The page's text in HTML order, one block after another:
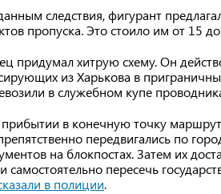
следствия, фигурант
пропуска. Это стоило им от 15
придумал хитрую схему. Он
из Харькова в
в служебном купе
в конечную точку
передвигались по
на блокпостах. Затем их
самостоятельно пересечь
в полиции.